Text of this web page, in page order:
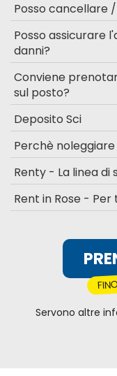
Posso cancellare
Posso assicurare
danni?
Conviene
sul posto?
Deposito Sci
Perchè
Renty - La linea di
Rent in Rose -
Servono altre